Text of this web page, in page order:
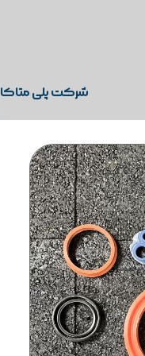
شرکت پلی متاکا